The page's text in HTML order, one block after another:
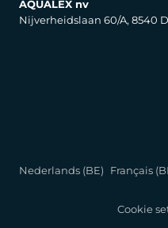
AQUALEX nv
Nijverheidslaan 60/A, 8540
Nederlands (BE) Français
Cookie